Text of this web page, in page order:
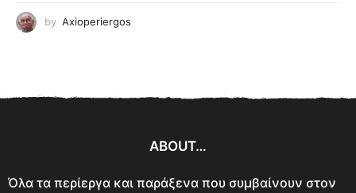
by Axioperiergos
ABOUT…
Όλα τα περίεργα και παράξενα που συμβαίνουν στον